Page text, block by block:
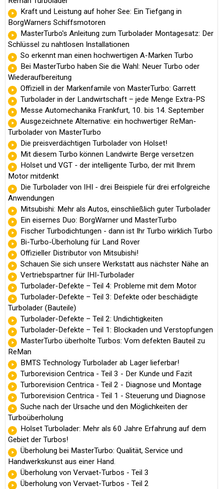
Kraft und Leistung auf hoher See: Ein Tiefgang in
BorgWarners Schiffsmotoren
MasterTurbo's Anleitung zum Turbolader Montagesatz: Der
Schlüssel zu nahtlosen Installationen
So erkennt man einen hochwertigen A-Marken Turbo
Bei MasterTurbo haben Sie die Wahl: Neuer Turbo oder
Wiederaufbereitung
Offiziell in der Markenfamile von MasterTurbo: Garrett
Turbolader in der Landwirtschaft – jede Menge Extra-PS
Messe Automechanika Frankfurt, 10. bis 14. September
Ausgezeichnete Alternative: ein hochwertiger ReMan-
Turbolader von MasterTurbo
Die preisverdächtigen Turbolader von Holset!
Mit diesem Turbo können Landwirte Berge versetzen
Holset und VGT - der intelligente Turbo, der mit Ihrem
Motor mitdenkt
Die Turbolader von IHI - drei Beispiele für drei erfolgreiche
Anwendungen
Mitsubishi: Mehr als Autos, einschließlich guter Turbolader
Ein eisernes Duo: BorgWarner und MasterTurbo
Fischer Turbodichtungen - dann ist Ihr Turbo wirklich Turbo
Bi-Turbo-Überholung für Land Rover
Offizieller Distributor von Mitsubishi!
Schauen Sie sich unsere Werkstatt aus nächster Nähe an
Vertriebspartner für IHI-Turbolader
Turbolader-Defekte – Teil 4: Probleme mit dem Motor
Turbolader-Defekte – Teil 3: Defekte oder beschädigte
Turbolader (Bauteile)
Turbolader-Defekte – Teil 2: Undichtigkeiten
Turbolader-Defekte – Teil 1: Blockaden und Verstopfungen
MasterTurbo überholte Turbos: Vom defekten Bauteil zu
ReMan
BMTS Technology Turbolader ab Lager lieferbar!
Turborevision Centrica - Teil 3 - Der Kunde und Fazit
Turborevision Centrica - Teil 2 - Diagnose und Montage
Turborevision Centrica - Teil 1 - Steuerung und Diagnose
Suche nach der Ursache und den Möglichkeiten der
Turboüberholung
Holset Turbolader: Mehr als 60 Jahre Erfahrung auf dem
Gebiet der Turbos!
Überholung bei MasterTurbo: Qualität, Service und
Handwerkskunst aus einer Hand.
Überholung von Vervaet-Turbos - Teil 3
Überholung von Vervaet-Turbos - Teil 2